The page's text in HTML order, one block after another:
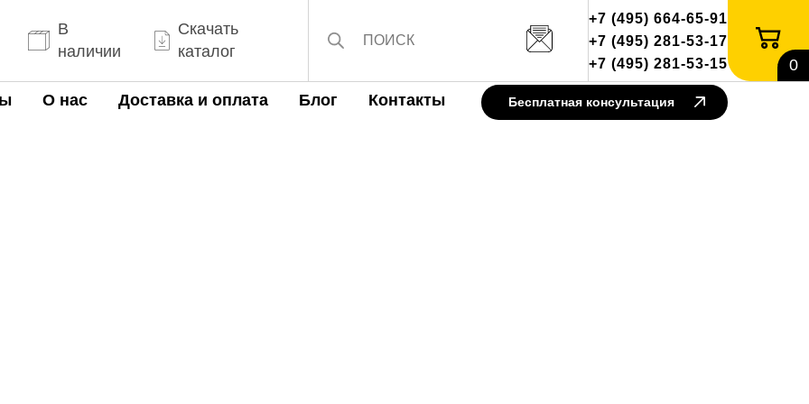
В
наличии
Скачать
каталог
+7 (495) 664-65-91
+7 (495) 281-53-17
+7 (495) 281-53-15
0
О нас Доставка и оплата Блог Контакты Бесплатная консультация